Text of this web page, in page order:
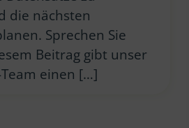
die nächsten
Sprechen Sie
Beitrag gibt unser
Team einen […]